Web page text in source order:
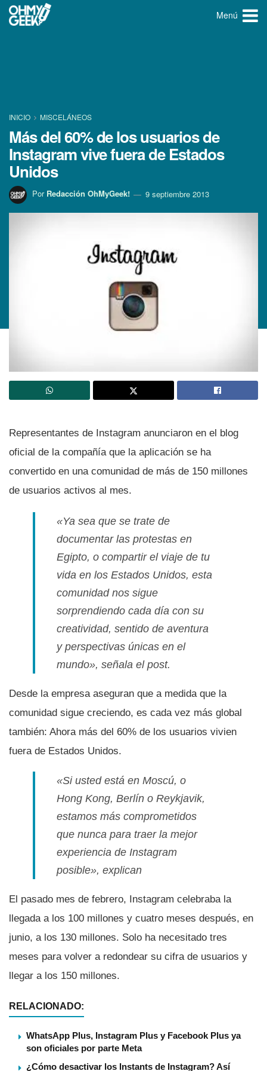
Menú
INICIO MISCELÁNEOS
Más del 60% de los usuarios de
Instagram vive fuera de Estados
Unidos
Por Redacción OhMyGeek! 9 septiembre 2013
Representantes de Instagram anunciaron en el blog
oficial de la compañí­a que la aplicación se ha
convertido en una comunidad de más de 150 millones
de usuarios activos al mes.
«Ya sea que se trate de
documentar las protestas en
Egipto, o compartir el viaje de tu
vida en los Estados Unidos, esta
comunidad nos sigue
sorprendiendo cada dí­a con su
creatividad, sentido de aventura
y perspectivas únicas en el
mundo», señala el post.
Desde la empresa aseguran que a medida que la
comunidad sigue creciendo, es cada vez más global
también: Ahora más del 60% de los usuarios vivien
fuera de Estados Unidos.
«Si usted está en Moscú, o
Hong Kong, Berlí­n o Reykjavik,
estamos más comprometidos
que nunca para traer la mejor
experiencia de Instagram
posible», explican
El pasado mes de febrero, Instagram celebraba la
llegada a los 100 millones y cuatro meses después, en
junio, a los 130 millones. Solo ha necesitado tres
meses para volver a redondear su cifra de usuarios y
llegar a los 150 millones.
RELACIONADO:
WhatsApp Plus, Instagram Plus y Facebook Plus ya
son oficiales por parte Meta
¿Cómo desactivar los Instants de Instagram? Así